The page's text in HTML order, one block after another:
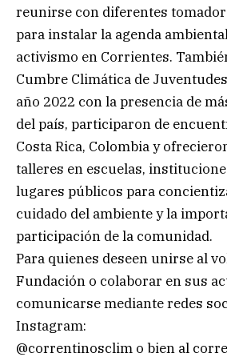
reunirse con diferentes
para instalar la agenda
activismo en Corrientes.
Cumbre Climática de
año 2022 con la presencia de
del país, participaron de
Costa Rica, Colombia y
talleres en escuelas,
lugares públicos para
cuidado del ambiente y la
participación de la comunidad.
Para quienes deseen unirse al
Fundación o colaborar en sus
comunicarse mediante redes
Instagram:
@correntinosclim o bien al